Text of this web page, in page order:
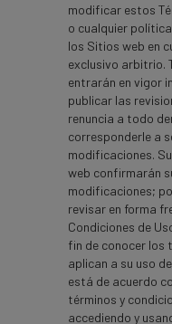
modificar estos
o cualquier
los Sitios web en
exclusivo arbitrio.
entrarán en vigor
publicar las
renuncia a todo
corresponderle a
modificaciones.
web confirmarán
modificaciones;
revisar en forma
Condiciones de
fin de conocer los
aplican a su uso
está de acuerdo
términos y
accediendo y